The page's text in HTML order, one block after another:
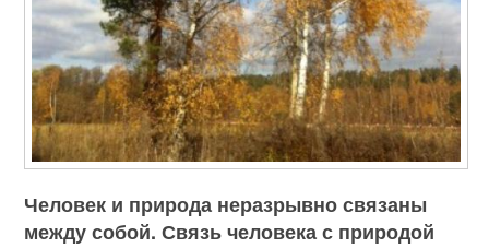
Человек и природа неразрывно связаны
между собой. Связь человека с природой